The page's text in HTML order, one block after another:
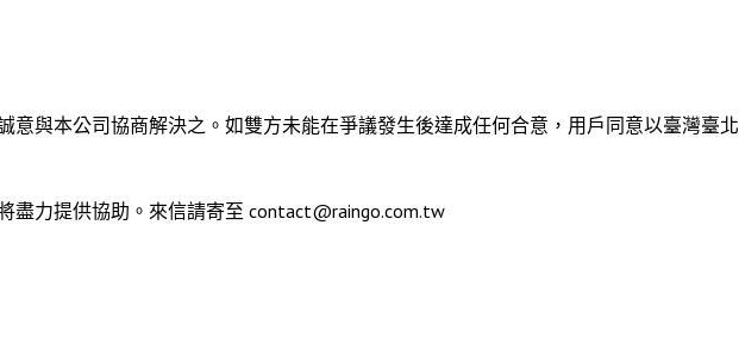
與本公司協商解決之。如雙方未能在爭議發生後達成任何合意，用戶同意以臺灣臺北
力提供協助。來信請寄至 contact@raingo.com.tw